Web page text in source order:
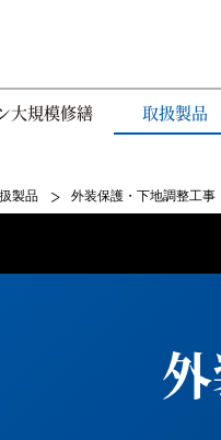
大規模修繕 取扱製品
製品 外装保護・下地調整工事